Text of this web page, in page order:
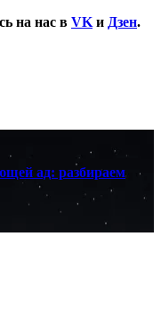
на нас в VK и Дзен.
ад: разбираем